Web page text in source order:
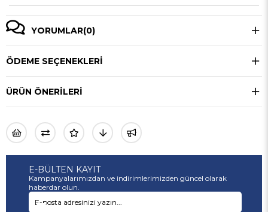
YORUMLAR(0)
ÖDEME SEÇENEKLERI
ÜRÜN ÖNERILERI
E-BÜLTEN KAYIT
Kampanyalarımızdan ve indirimlerimizden güncel olarak
haberdar olun.